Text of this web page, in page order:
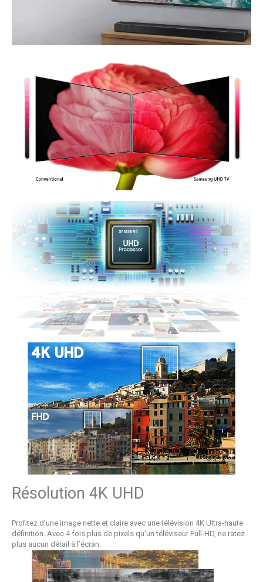
Résolution 4K UHD
Profitez d’une image nette et claire avec une télévision 4K Ultra-haute
définition. Avec 4 fois plus de pixels qu’un téléviseur Full-HD, ne ratez
plus aucun détail à l’écran.